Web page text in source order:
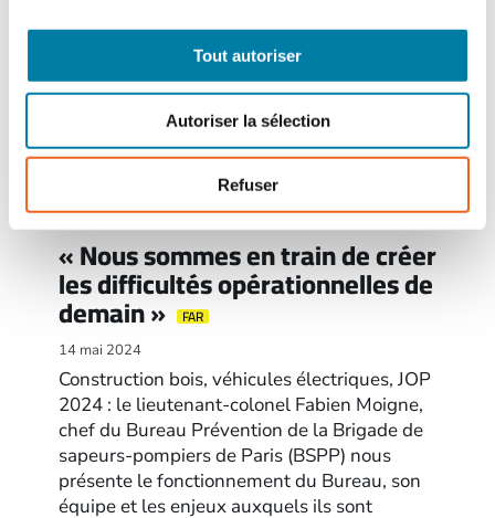
Tout autoriser
Autoriser la sélection
Refuser
« Nous sommes en train de créer
les difficultés opérationnelles de
demain » FAR
14 mai 2024
Construction bois, véhicules électriques, JOP
2024 : le lieutenant-colonel Fabien Moigne,
chef du Bureau Prévention de la Brigade de
sapeurs-pompiers de Paris (BSPP) nous
présente le fonctionnement du Bureau, son
équipe et les enjeux auxquels ils sont